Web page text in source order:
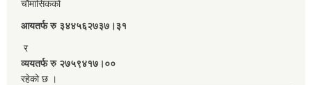
चौमासिकको
आयतर्फ रु‌ ३४४५६२७३७।३१
र
व्ययतर्फ रु २७५९४१७।००
रहेको छ ।